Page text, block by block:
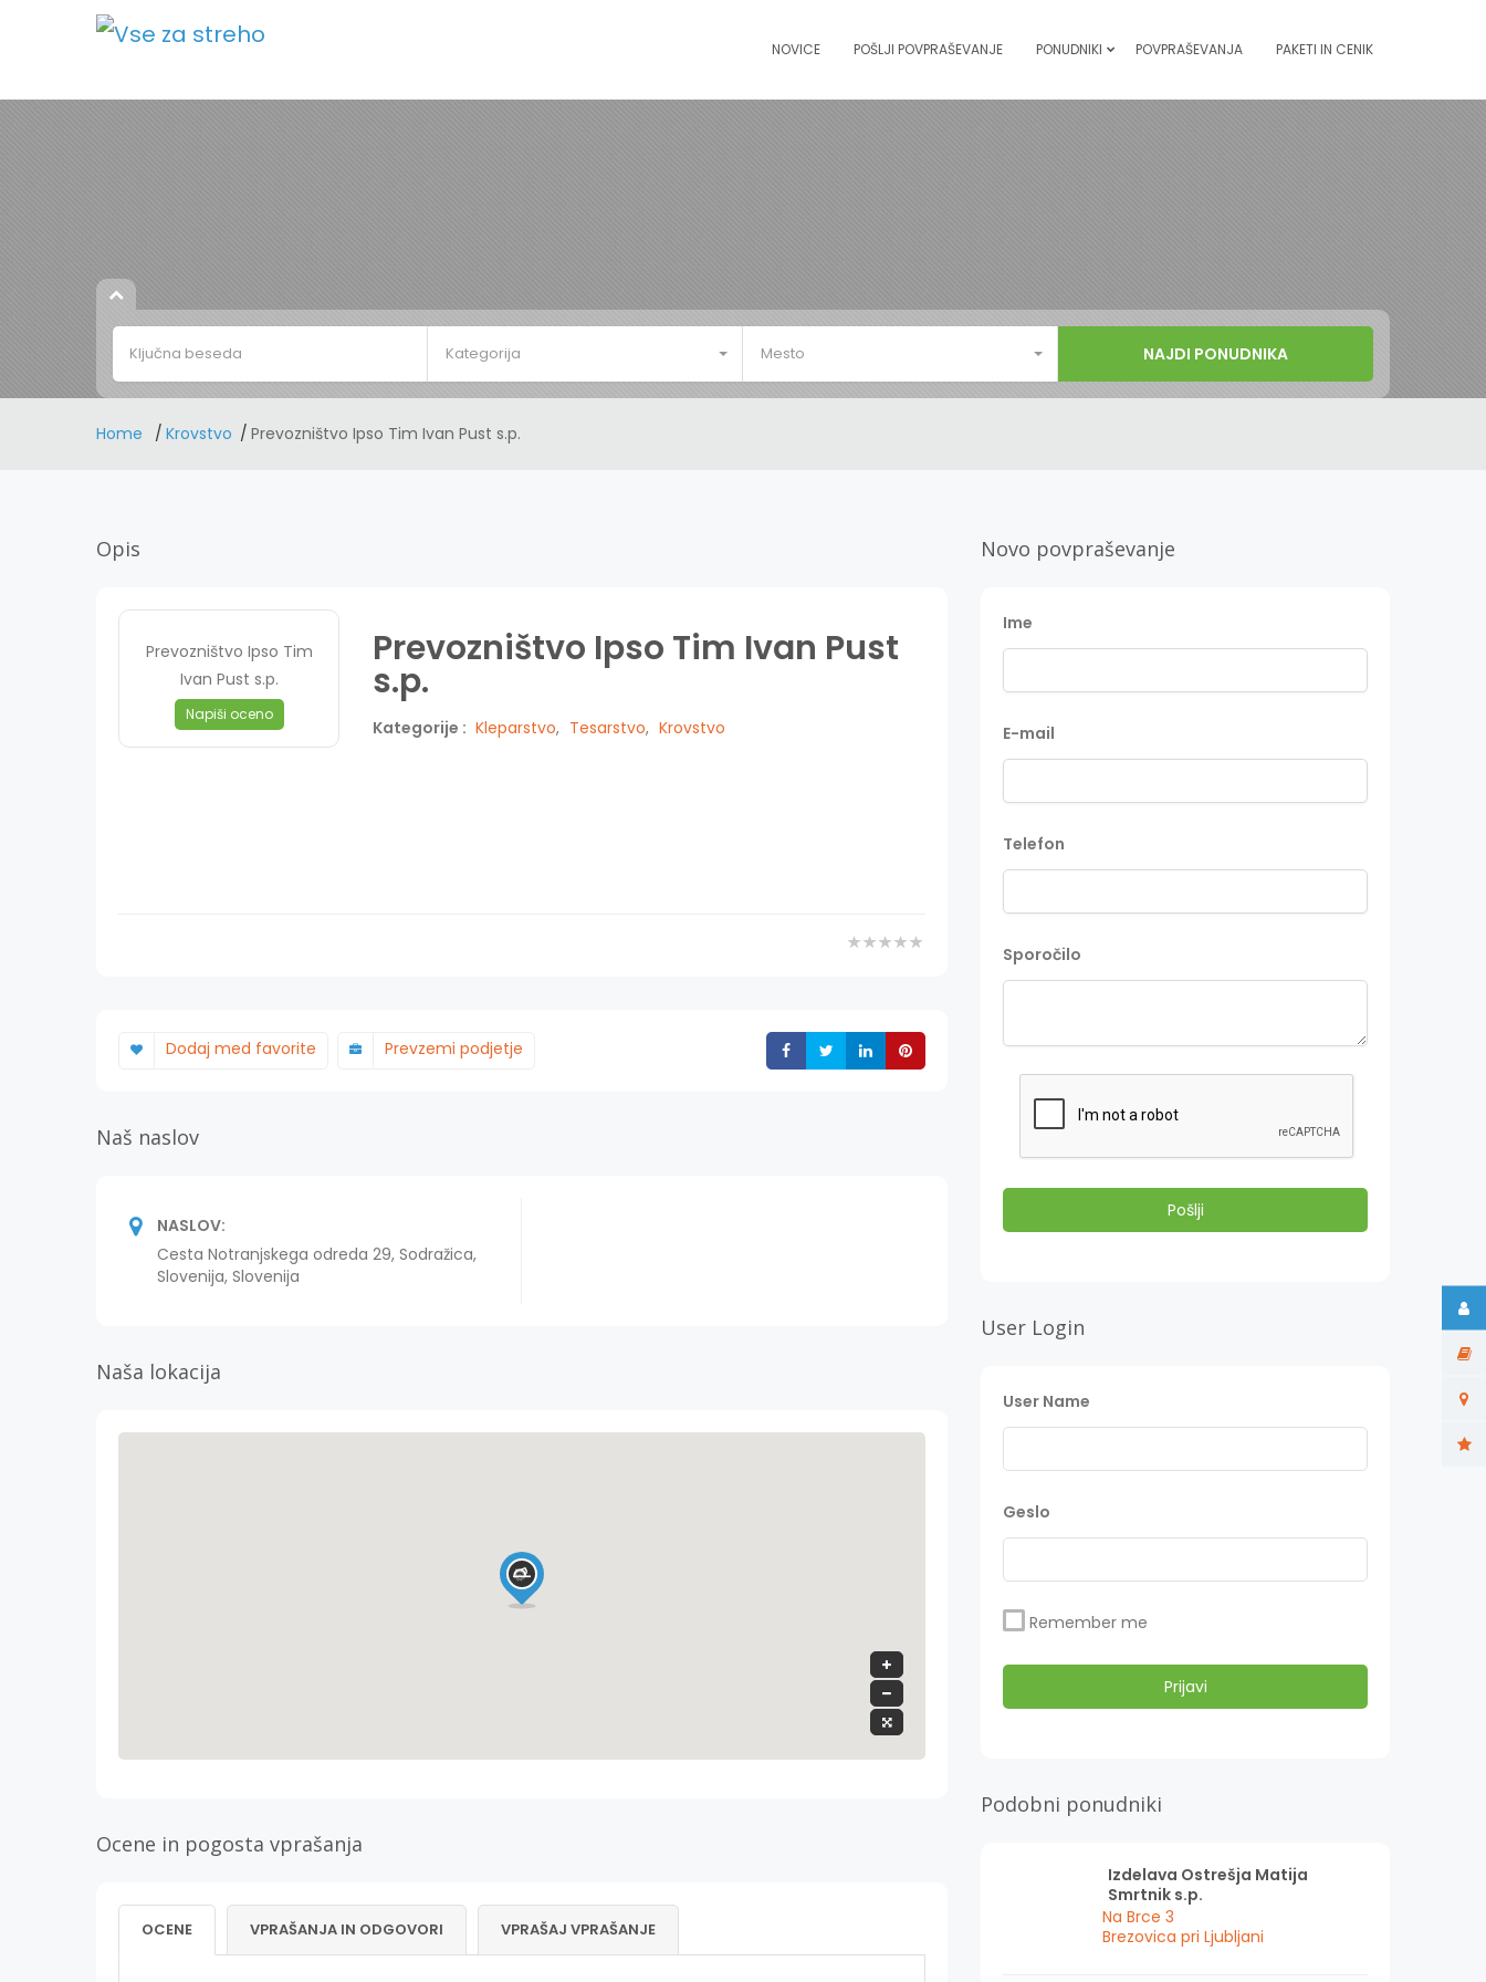
NOVICE POŠLJI POVPRAŠEVANJE PONUDNIKI POVPRAŠEVANJA PAKETI IN CENIK
Kategorija Mesto
Home Krovstvo Prevozništvo Ipso Tim Ivan Pust s.p.
Opis
Prevozništvo Ipso Tim
Ivan Pust s.p.
Napiši oceno
Prevozništvo Ipso Tim Ivan Pust
s.p.
Kategorije : Kleparstvo, Tesarstvo, Krovstvo
Dodaj med favorite Prevzemi podjetje Deli Deli Deli
Naš naslov
NASLOV:
Cesta Notranjskega odreda 29, Sodražica,
Slovenija, Slovenija
Naša lokacija
Ocene in pogosta vprašanja
OCENE VPRAŠANJA IN ODGOVORI VPRAŠAJ VPRAŠANJE
Novo povpraševanje
Ime
E-mail
Telefon
Sporočilo
User Login
User Name
Geslo
Remember me
Podobni ponudniki
Izdelava Ostrešja Matija
Smrtnik s.p.
Na Brce 3
Brezovica pri Ljubljani